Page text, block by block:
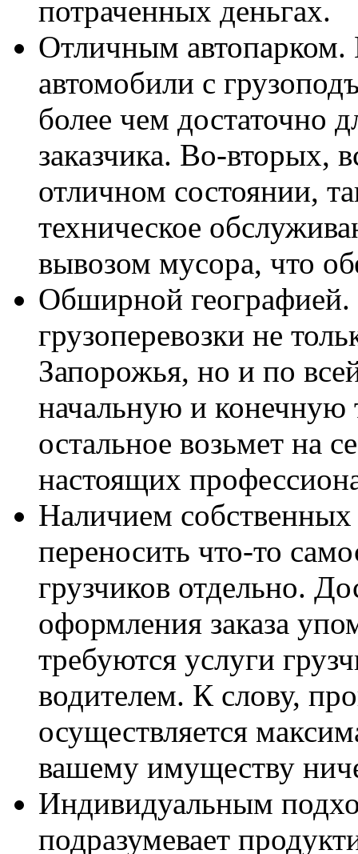
потраченных деньгах.
Отличным
автомобили с
более чем достаточно
заказчика. Во-вторых,
отличном состоянии,
техническое
вывозом мусора, что
Обширной географией.
грузоперевозки не
Запорожья, но и по
начальную и конечную
остальное возьмет на
настоящих
Наличием
переносить что-то
грузчиков отдельно.
оформления заказа
требуются услуги
водителем. К слову,
осуществляется
вашему имуществу
Индивидуальным
подразумевает